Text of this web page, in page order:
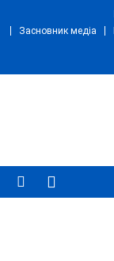
Засновник медіа